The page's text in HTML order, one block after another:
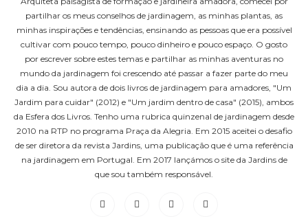
partilhar os meus conselhos de jardinagem, as minhas plantas, as
minhas inspirações e tendências, ensinando as pessoas que era possível
cultivar com pouco tempo, pouco dinheiro e pouco espaço. O gosto
por escrever sobre estes temas e partilhar as minhas aventuras no
mundo da jardinagem foi crescendo até passar a fazer parte do meu
dia a dia. Sou autora de dois livros de jardinagem para amadores, "Um
Jardim para cuidar" (2012) e "Um jardim dentro de casa" (2015), ambos
da Esfera dos Livros. Tenho uma rubrica quinzenal de jardinagem desde
2010 na RTP no programa Praça da Alegria. Em 2015 aceitei o desafio
de ser diretora da revista Jardins, uma publicação que é uma referência
na jardinagem em Portugal. Em 2017 lançámos o site da Jardins de
que sou também responsável.